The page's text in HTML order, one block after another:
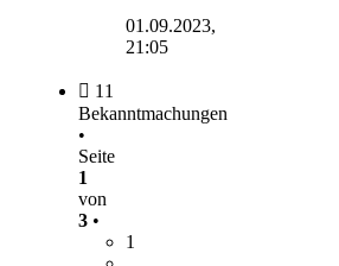
Beitrag
01.09.2023,
21:05
11
Bekanntmachungen
•
Seite
1
von
3 •
1